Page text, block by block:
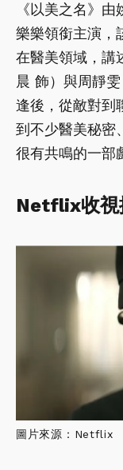
《以美之名》
樂樂領銜主演，
在醫美領域，講
晨 飾）與周靜
逢後，從敵對到
到不少醫美秘密
很有共鳴的一部
Netflix收視
圖片來源：Netflix